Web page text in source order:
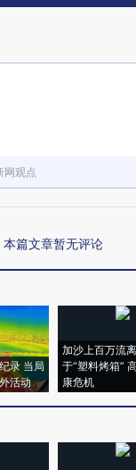
网观点
本篇文章暂无评论
录 当局
活动
加沙上百万流
于“塑料烤箱”
康危机